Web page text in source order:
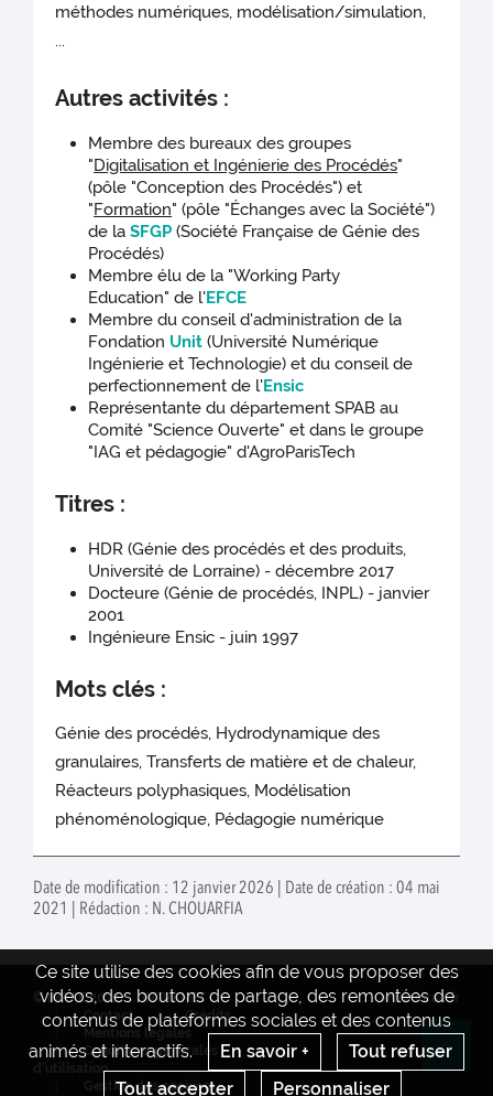
méthodes numériques, modélisation/simulation,
...
Autres activités :
Membre des bureaux des groupes
"Digitalisation et Ingénierie des Procédés"
(pôle "Conception des Procédés") et
"Formation" (pôle "Échanges avec la Société")
de laSFGP (Société Française de Génie des
Procédés)
Membre élu de la "Working Party
Education" de l'EFCE
Membre du conseil d'administration de la
Fondation Unit (Université Numérique
Ingénierie et Technologie) et du conseil de
perfectionnement de l'Ensic
Représentante du département SPAB au
Comité "Science Ouverte" et dans le groupe
"IAG et pédagogie" d'AgroParisTech
Titres :
HDR (Génie des procédés et des produits,
Université de Lorraine) - décembre 2017
Docteure (Génie de procédés, INPL) - janvier
2001
Ingénieure Ensic - juin 1997
Mots clés :
Génie des procédés, Hydrodynamique des
granulaires, Transferts de matière et de chaleur,
Réacteurs polyphasiques, Modélisation
phénoménologique, Pédagogie numérique
Date de modification : 12 janvier 2026 | Date de création : 04 mai
2021 | Rédaction : N. CHOUARFIA
Ce site utilise des cookies afin de vous proposer des
vidéos, des boutons de partage, des remontées de
contenus de plateformes sociales et des contenus
animés et interactifs.
En savoir +
Tout refuser
Tout accepter
Personnaliser
© INRAE 2022
INTRANET
Contact
Crédits
Mentions legales
Conditions générales
d'utilisation
Gestion des cookies
www.inrae.fr